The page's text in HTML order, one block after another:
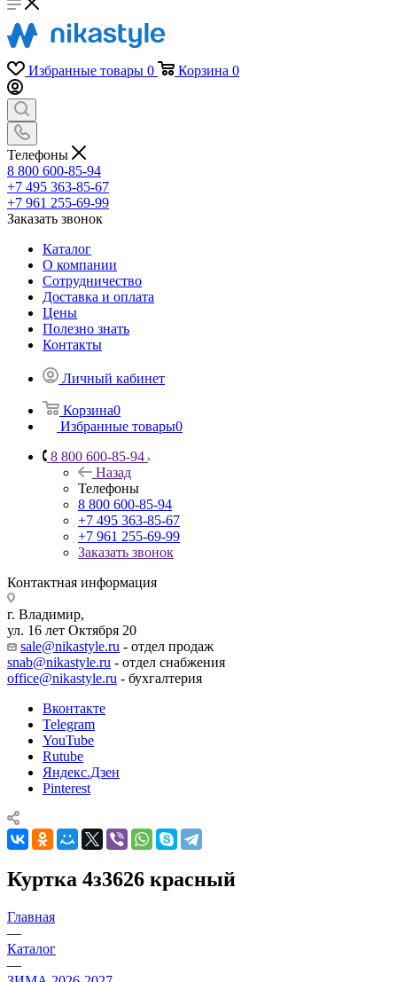
Избранные товары 0 Корзина 0
Телефоны
8 800 600-85-94
+7 495 363-85-67
+7 961 255-69-99
Заказать звонок
Каталог
О компании
Сотрудничество
Доставка и оплата
Цены
Полезно знать
Контакты
Личный кабинет
Корзина0
Избранные товары0
8 800 600-85-94
Назад
Телефоны
8 800 600-85-94
+7 495 363-85-67
+7 961 255-69-99
Заказать звонок
Контактная информация
г. Владимир,
ул. 16 лет Октября 20
sale@nikastyle.ru - отдел продаж
snab@nikastyle.ru - отдел снабжения
office@nikastyle.ru - бухгалтерия
Вконтакте
Telegram
YouTube
Rutube
Яндекс.Дзен
Pinterest
Куртка 4з3626 красный
Главная
—
Каталог
—